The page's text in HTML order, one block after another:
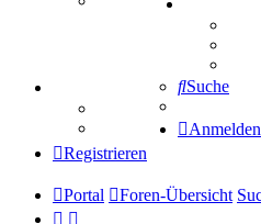
Tipprunde
Comunio
Suche
Anmelden
Registrieren
Portal Foren-Übersicht